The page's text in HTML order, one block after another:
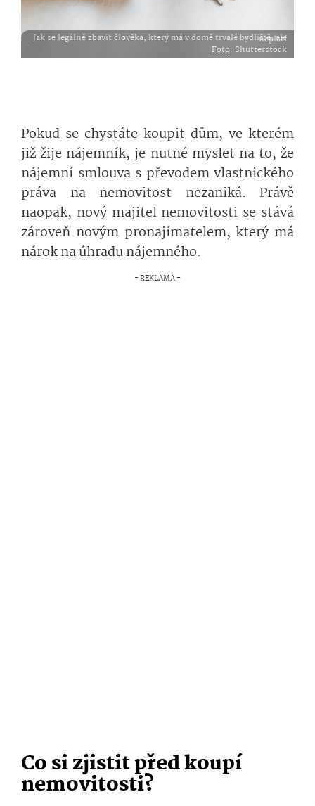
Jak se legálně zbavit člověka, který má v domě trvalé bydliště, ale neplatí
Foto: Shutterstock
Pokud se chystáte koupit dům, ve kterém
již žije nájemník, je nutné myslet na to, že
nájemní smlouva s převodem vlastnického
práva na nemovitost nezaniká. Právě
naopak, nový majitel nemovitosti se stává
zároveň novým pronajímatelem, který má
nárok na úhradu nájemného.
Co si zjistit před koupí
nemovitosti?